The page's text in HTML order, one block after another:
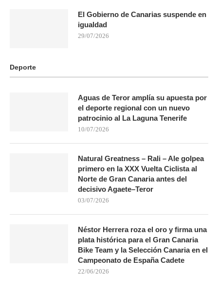
El Gobierno de Canarias suspende en
igualdad
29/07/2026
Deporte
Aguas de Teror amplía su apuesta por
el deporte regional con un nuevo
patrocinio al La Laguna Tenerife
10/07/2026
Natural Greatness – Rali – Ale golpea
primero en la XXX Vuelta Ciclista al
Norte de Gran Canaria antes del
decisivo Agaete–Teror
03/07/2026
Néstor Herrera roza el oro y firma una
plata histórica para el Gran Canaria
Bike Team y la Selección Canaria en el
Campeonato de España Cadete
22/06/2026